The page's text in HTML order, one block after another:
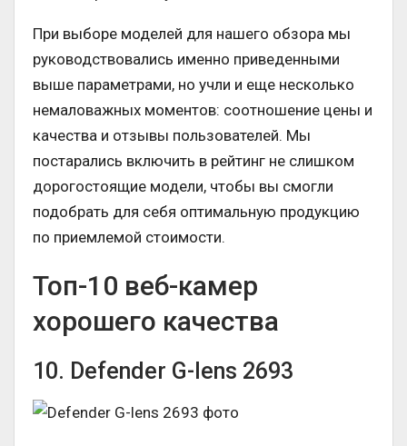
При выборе моделей для нашего обзора мы
руководствовались именно приведенными
выше параметрами, но учли и еще несколько
немаловажных моментов: соотношение цены и
качества и отзывы пользователей. Мы
постарались включить в рейтинг не слишком
дорогостоящие модели, чтобы вы смогли
подобрать для себя оптимальную продукцию
по приемлемой стоимости.
Топ-10 веб-камер
хорошего качества
10. Defender G-lens 2693